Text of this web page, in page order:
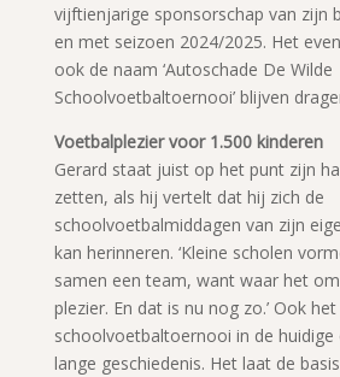
vijftienjarige sponsorschap van zijn
en met seizoen 2024/2025. Het
ook de naam ‘Autoschade De Wilde
Schoolvoetbaltoernooi’ blijven
Voetbalplezier voor 1.500 kinderen
Gerard staat juist op het punt zijn
zetten, als hij vertelt dat hij zich de
schoolvoetbalmiddagen van zijn
kan herinneren. ‘Kleine scholen
samen een team, want waar het
plezier. En dat is nu nog zo.’ Ook het
schoolvoetbaltoernooi in de huidige
lange geschiedenis. Het laat de